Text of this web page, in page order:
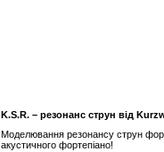
K.S.R. – резонанс струн від
Моделювання резонансу струн
акустичного фортепіано!